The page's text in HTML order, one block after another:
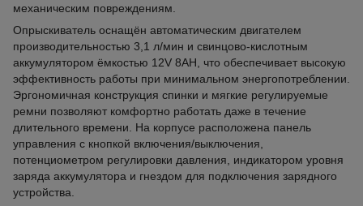
механическим повреждениям.
Опрыскиватель оснащён автоматическим двигателем
производительностью 3,1 л/мин и свинцово-кислотным
аккумулятором ёмкостью 12V 8AH, что обеспечивает высокую
эффективность работы при минимальном энергопотреблении.
Эргономичная конструкция спинки и мягкие регулируемые
ремни позволяют комфортно работать даже в течение
длительного времени. На корпусе расположена панель
управления с кнопкой включения/выключения,
потенциометром регулировки давления, индикатором уровня
заряда аккумулятора и гнездом для подключения зарядного
устройства.